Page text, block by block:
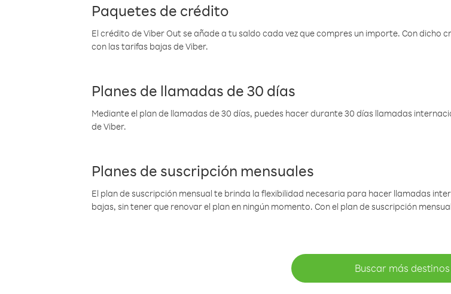
Paquetes de crédito
El crédito de Viber Out se añade a tu saldo cada vez que compres un importe. Con dicho
con las tarifas bajas de Viber.
Planes de llamadas de 30 días
Mediante el plan de llamadas de 30 días, puedes hacer durante 30 días llamadas
de Viber.
Planes de suscripción mensuales
El plan de suscripción mensual te brinda la flexibilidad necesaria para hacer llamadas
bajas, sin tener que renovar el plan en ningún momento. Con el plan de suscripción
Buscar más destinos